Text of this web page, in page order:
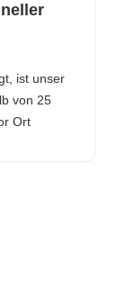
ist unser
von 25
Ort